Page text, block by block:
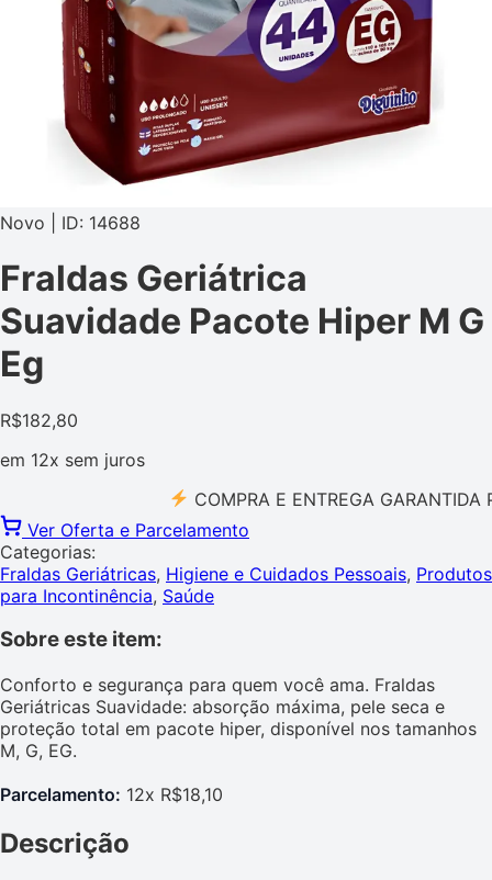
Novo | ID: 14688
Fraldas Geriátrica
Suavidade Pacote Hiper M G
Eg
R$182,80
em 12x sem juros
COMPRA E ENTREGA GARANTIDA PELO
Ver Oferta e Parcelamento
Categorias:
Fraldas Geriátricas, Higiene e Cuidados Pessoais, Produtos
para Incontinência, Saúde
Sobre este item:
Conforto e segurança para quem você ama. Fraldas
Geriátricas Suavidade: absorção máxima, pele seca e
proteção total em pacote hiper, disponível nos tamanhos
M, G, EG.
Parcelamento: 12x R$18,10
Descrição